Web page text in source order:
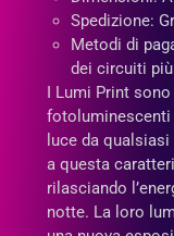
Spedizione:
Metodi di
dei circuiti
I Lumi Print
fotoluminescenti
luce da
a questa
rilasciando
notte. La loro